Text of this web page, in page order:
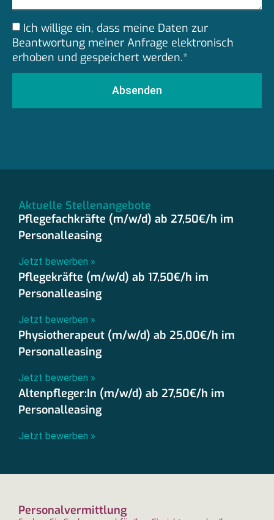
Ich willige ein, dass meine Daten zur
Beantwortung meiner Anfrage elektronisch
erhoben und gespeichert werden.*
Absenden
Aktuelle Stellenangebote
Pflegefachkräfte (m/w/d) ab 27,50€/h im
Personalleasing
Jetzt bewerben »
Pflegekräfte (m/w/d) ab 17,50€/h im
Personalleasing
Jetzt bewerben »
Physiotherapeut (m/w/d) ab 25,00€/h im
Personalleasing
Jetzt bewerben »
Altenpfleger:In (m/w/d) ab 27,50€/h im
Personalleasing
Jetzt bewerben »
Personalvermittlung